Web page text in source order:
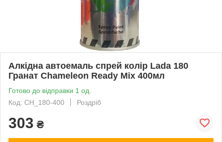
Алкідна автоемаль спрей колір Lada 180
Гранат Chameleon Ready Mix 400мл
Готово до відправки 1 од.
Код: CH_180-400
Роздріб
303 ₴